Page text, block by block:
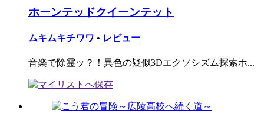
ホーンテッドクイーンテット
ムキムキチワワ • レビュー
音楽で除霊ッ？！異色の疑似3Dエクソシズム探索ホ...